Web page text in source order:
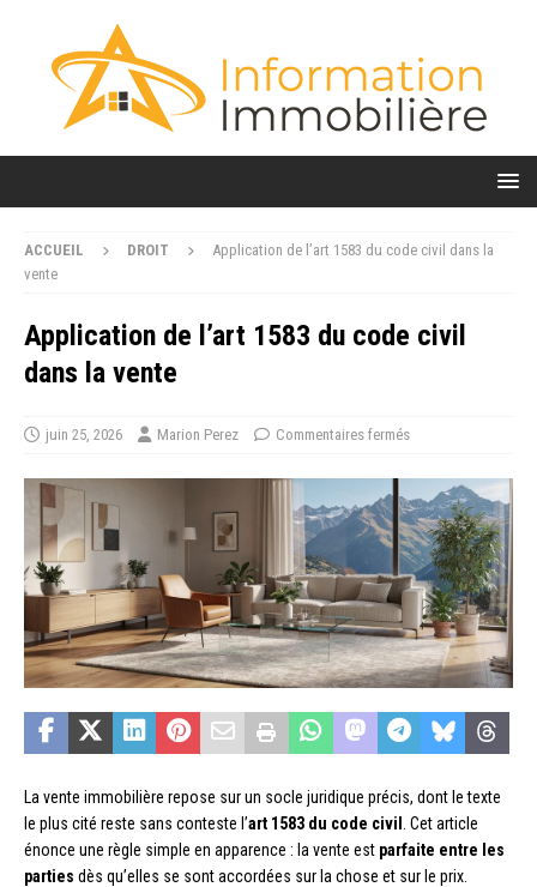
ACCUEIL DROIT
Application de l’art 1583 du code civil dans la
vente
Application de l’art 1583 du code civil
dans la vente
juin 25, 2026 Marion Perez Commentaires fermés
La vente immobilière repose sur un socle juridique précis, dont le texte
le plus cité reste sans conteste l’art 1583 du code civil . Cet article
énonce une règle simple en apparence : la vente est parfaite entre les
parties dès qu’elles se sont accordées sur la chose et sur le prix.